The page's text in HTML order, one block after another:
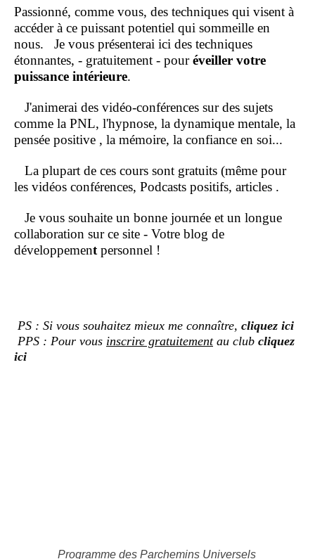
Passionné, comme vous, des techniques qui visent à
accéder à ce puissant potentiel qui sommeille en
nous. Je vous présenterai ici des techniques
étonnantes, - gratuitement - pouréveiller votre
puissance intérieure.
J'animerai des vidéo-conférences sur des sujets
comme la PNL, l'hypnose, la dynamique mentale, la
pensée positive , la mémoire, la confiance en soi...
La plupart de ces cours sont gratuits (même pour
les vidéos conférences, Podcasts positifs, articles .
Je vous souhaite un bonne journée et un longue
collaboration sur ce site - Votre blog de
développementpersonnel !
PS : Si vous souhaitez mieux me connaître, cliquez ici
PPS : Pour vous inscrire gratuitementau club cliquez
ici
Programme des Parchemins Universels